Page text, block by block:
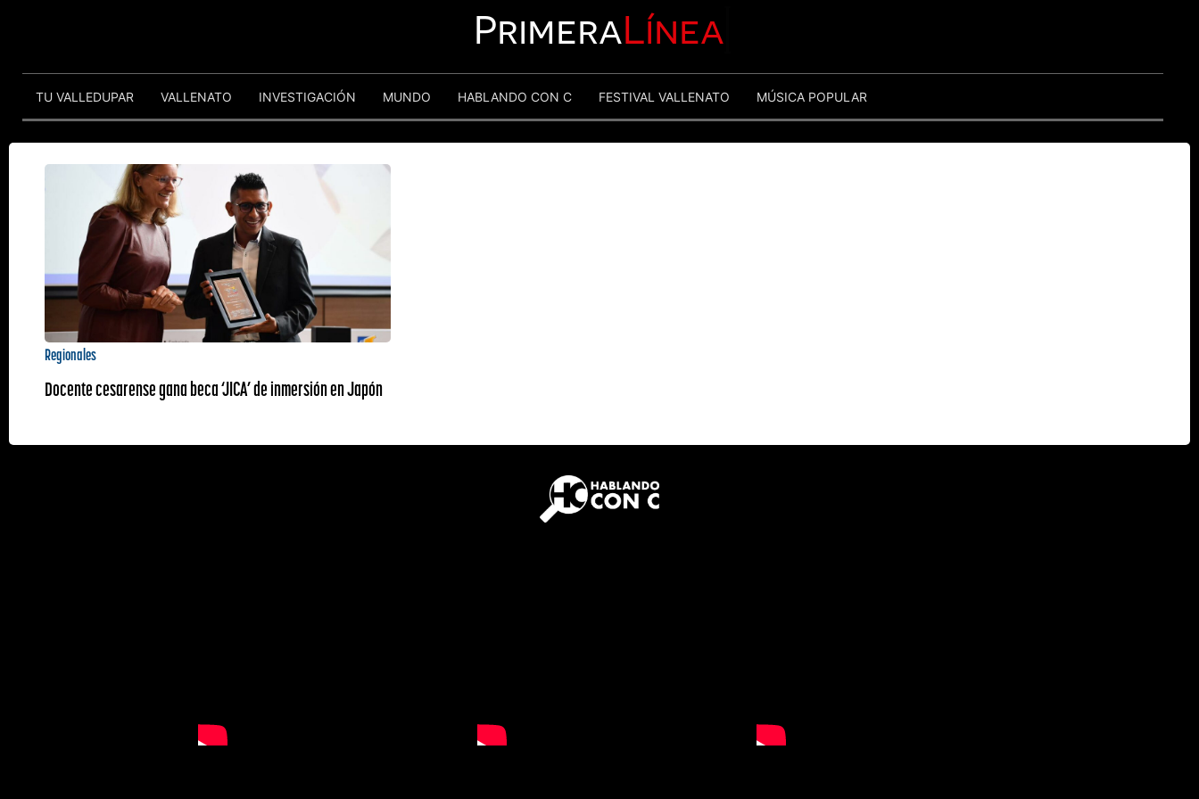
PrimeraLínea
TU VALLEDUPAR VALLENATO INVESTIGACIÓN MUNDO HABLANDO CON C FESTIVAL VALLENATO MÚSICA POPULAR
Regionales
Docente cesarense gana beca ‘JICA’ de inmersión en Japón